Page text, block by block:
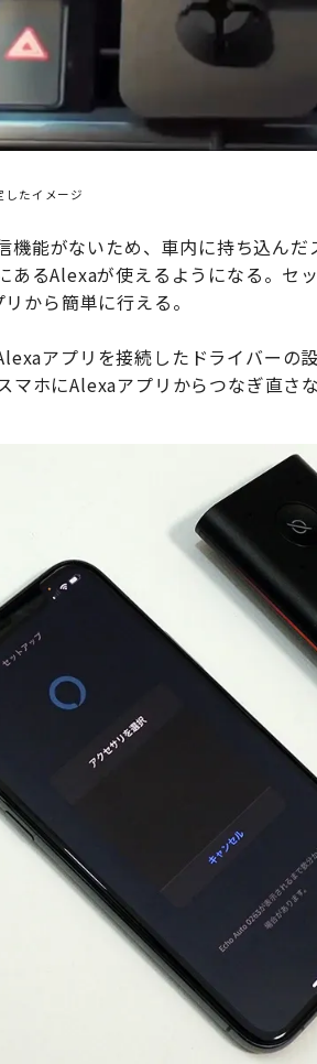
たイメージ
能がないため、車内に持ち込ん
あるAlexaが使えるようになる。
から簡単に行える。
アプリを接続したドライバーの
マホにAlexaアプリからつなぎ直さ